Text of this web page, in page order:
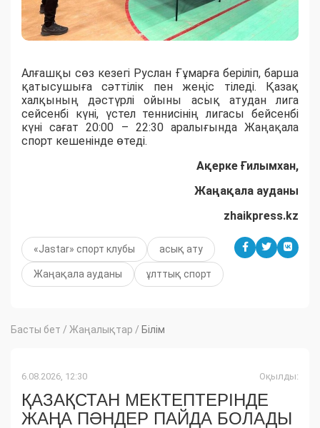
Алғашқы сөз кезегі Руслан Ғұмарға беріліп, барша
қатысушыға сәттілік пен жеңіс тіледі. Қазақ
халқының дәстүрлі ойыны асық атудан лига
сейсенбі күні, үстел теннисінің лигасы бейсенбі
күні сағат 20:00 – 22:30 аралығында Жаңақала
спорт кешенінде өтеді.
Ақерке Ғилымхан,
Жаңақала ауданы
zhaikpress.kz
«Jastar» спорт клубы асық ату
Жаңақала ауданы ұлттық спорт
Басты бет / Жаңалықтар / Білім
6.08.2026, 12:30 Оқылды:
ҚАЗАҚСТАН МЕКТЕПТЕРІНДЕ
ЖАҢА ПӘНДЕР ПАЙДА БОЛАДЫ